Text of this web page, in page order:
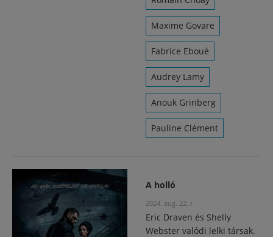
Maxime Govare
Fabrice Eboué
Audrey Lamy
Anouk Grinberg
Pauline Clément
A holló
2024. aug. 22. /
Eric Draven és Shelly
Webster valódi lelki társak.